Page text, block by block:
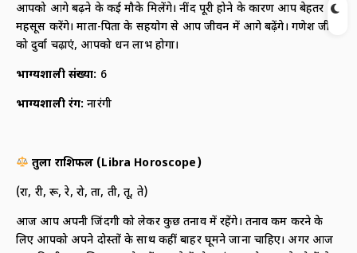
आपको आगे बढ़ने के कई मौके मिलेंगे। नींद पूरी होने के कारण आप बेहतर
महसूस करेंगे। माता-पिता के सहयोग से आप जीवन में आगे बढ़ेंगे। गणेश जी
को दुर्वा चढ़ाएं, आपको धन लाभ होगा।
भाग्यशाली संख्या: 6
भाग्यशाली रंग: नारंगी
तुला राशिफल (Libra Horoscope)
(रा, री, रू, रे, रो, ता, ती, तू, ते)
आज आप अपनी जिंदगी को लेकर कुछ तनाव में रहेंगे। तनाव कम करने के
लिए आपको अपने दोस्तों के साथ कहीं बाहर घूमने जाना चाहिए। अगर आज